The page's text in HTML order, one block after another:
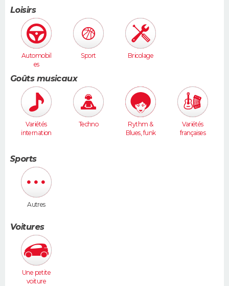
Loisirs
Automobil
es
Sport Bricolage
Goûts musicaux
Variétés
internation
Techno
Rythm &
Blues, funk
Variétés
françaises
Sports
Autres
Voitures
Une petite
voiture